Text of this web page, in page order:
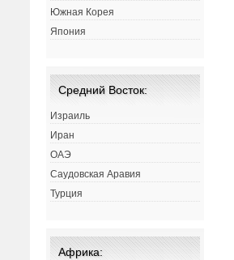
Южная Корея
Япония
Средний Восток:
Израиль
Иран
ОАЭ
Саудовская Аравия
Турция
Африка: